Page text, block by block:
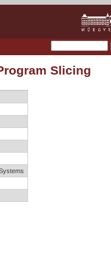
Slicing